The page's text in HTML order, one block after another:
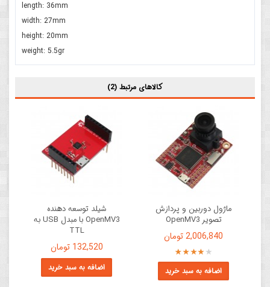
length: 36mm
width: 27mm
height: 20mm
weight: 5.5gr
کالاهای مرتبط (2)
ماژول دوربین و پردازش
تصویر OpenMV3
2,006,840 تومان
اضافه به سبد خرید
شیلد توسعه دهنده
OpenMV3 با مبدل USB به
TTL
132,520 تومان
اضافه به سبد خرید